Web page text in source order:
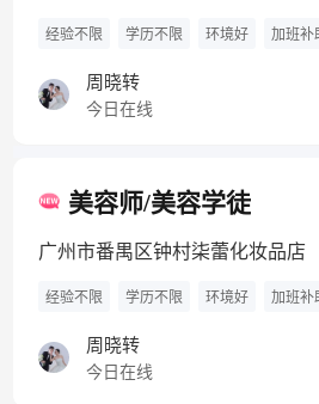
经验不限 学历不限 环境好 加班补
周晓转
今日在线
美容师/美容学徒
广州市番禺区钟村柒蕾化妆品店
经验不限 学历不限 环境好 加班补
周晓转
今日在线